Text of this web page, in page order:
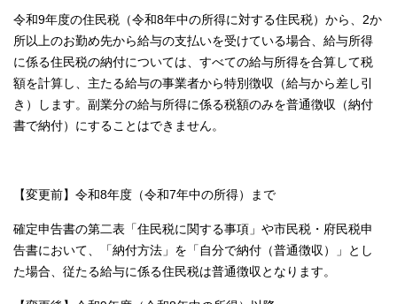
令和9年度の住民税（令和8年中の所得に対する住民税）から、2か
所以上のお勤め先から給与の支払いを受けている場合、給与所得
に係る住民税の納付については、すべての給与所得を合算して税
額を計算し、主たる給与の事業者から特別徴収（給与から差し引
き）します。副業分の給与所得に係る税額のみを普通徴収（納付
書で納付）にすることはできません。
【変更前】令和8年度（令和7年中の所得）まで
確定申告書の第二表「住民税に関する事項」や市民税・府民税申
告書において、「納付方法」を「自分で納付（普通徴収）」とし
た場合、従たる給与に係る住民税は普通徴収となります。